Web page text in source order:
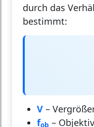
durch das
bestimmt:
V –
f
–